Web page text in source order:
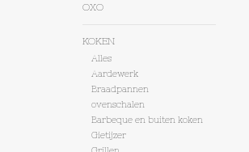
OXO
KOKEN
Alles
Aardewerk
Braadpannen
ovenschalen
Barbeque en buiten koken
Gietijzer